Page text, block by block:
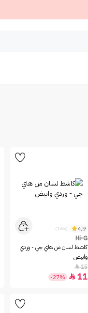
4.9
(165)
Hi-G
كاشط لسان من هاي جي - وردي
وابيض
15

11

-27%